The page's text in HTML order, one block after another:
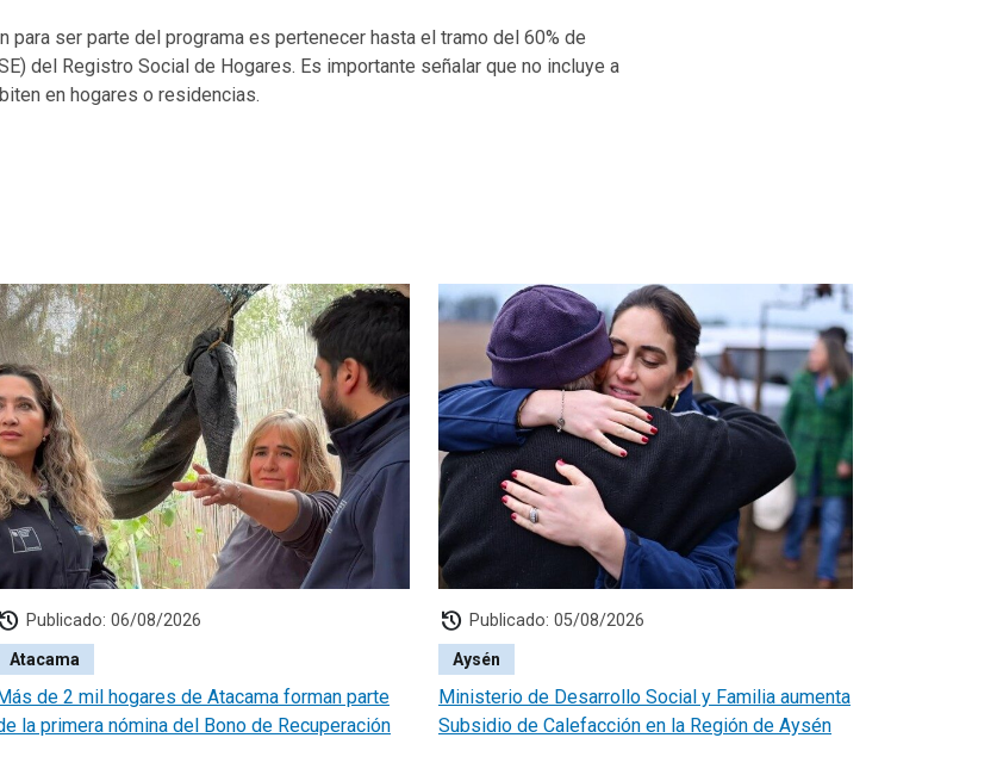
ser parte del programa es pertenecer hasta el tramo del 60% de
del Registro Social de Hogares. Es importante señalar que no incluye a
en hogares o residencias.
history Publicado: 06/08/2026
Atacama
de 2 mil hogares de Atacama forman parte
la primera nómina del Bono de Recuperación
history Publicado: 05/08/2026
Aysén
Ministerio de Desarrollo Social y Familia aumenta
Subsidio de Calefacción en la Región de Aysén